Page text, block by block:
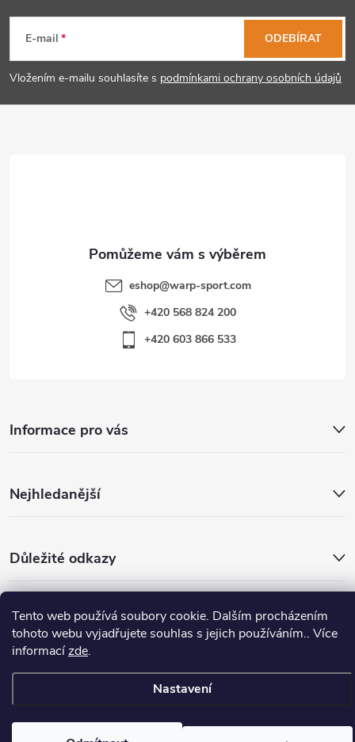
Tento web používá soubory cookie. Dalším procházením
tohoto webu vyjadřujete souhlas s jejich používáním.. Více
informacízde.
Nastavení
y
v
ý
p
p
E-mail
Vložením e-mailu souhlasíte s podmínkami ochrany osobních údajů
ODEBÍRAT
eshop@warp-sport.com
+420 568 824 200
+420 603 866 533
Informace pro vás
Nejhledanější
Důležité odkazy
Copyright 2026Warp-Sport.com. Všechna práva vyhrazena.